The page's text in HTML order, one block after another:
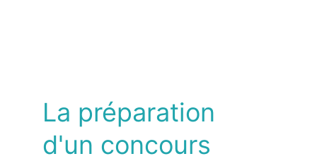
La préparation
d'un concours